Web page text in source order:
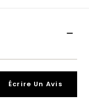
Écrire Un Avis